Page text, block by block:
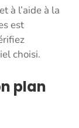
à l’aide à la
est
choisi.
plan